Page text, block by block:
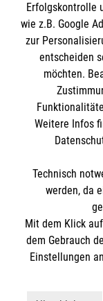
Impressum
Datenschutz
Kontakt
Die
Malteser in
Sharepoint
Bank:
IBAN:
BIC:
So
Im
77656
Der Malteser
Gewerbesteuer
Erfolgskontrolle
wie z.B. Google
zur
entscheiden
möchten.
Weitere Infos
Technisch
werden, da
Mit dem Klick auf
dem Gebrauch
Einstellungen